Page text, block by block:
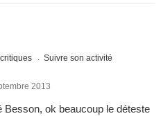
Suivre son activité
2013
Besson, ok beaucoup le déteste